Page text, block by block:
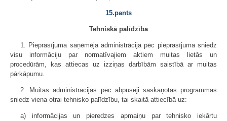
15.pants
Tehniskā palīdzība
1. Pieprasījuma saņēmēja administrācija pēc pieprasījuma sniedz
visu informāciju par normatīvajiem aktiem muitas lietās un
procedūrām, kas attiecas uz izziņas darbībām saistībā ar muitas
pārkāpumu.
2. Muitas administrācijas pēc abpusēji saskaņotas programmas
sniedz viena otrai tehnisko palīdzību, tai skaitā attiecībā uz:
a) informācijas un pieredzes apmaiņu par tehnisko iekārtu